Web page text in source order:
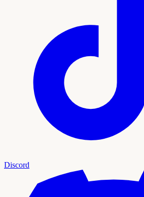
Discord